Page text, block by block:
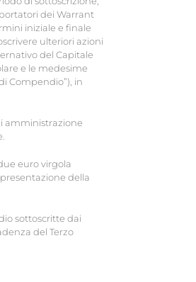
portatori dei Warrant
iniziale e finale
ulteriori azioni
del Capitale
e le medesime
Compendio”), in
amministrazione
euro virgola
della
sottoscritte dai
del Terzo